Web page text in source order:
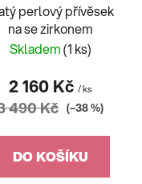
perlový přívěsek
na se zirkonem
Skladem(1 ks)
2 160 Kč / ks
490 Kč (–38 %)
DO KOŠÍKU